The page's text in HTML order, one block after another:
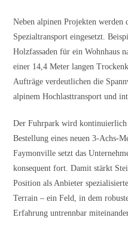
Neben alpinen Projekten
Spezialtransport eingesetzt.
Holzfassaden für ein Wohnhaus
einer 14,4 Meter langen
Aufträge verdeutlichen die
alpinem Hochlasttransport und
Der Fuhrpark wird kontinuierlich
Bestellung eines neuen 3-Achs-
Faymonville setzt das
konsequent fort. Damit stärkt
Position als Anbieter
Terrain – ein Feld, in dem
Erfahrung untrennbar